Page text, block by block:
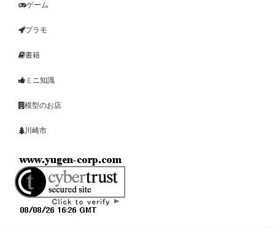
ゲーム
プラモ
書籍
ミニ知識
模型のお店
川崎市